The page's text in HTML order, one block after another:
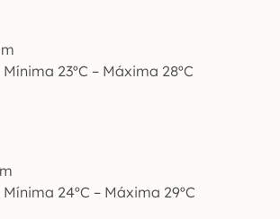
23ºC – Máxima 28ºC
24ºC – Máxima 29ºC